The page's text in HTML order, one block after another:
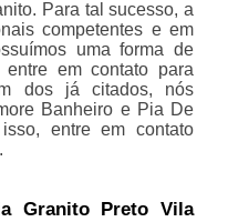
Para tal sucesso, a
competentes e em
uma forma de
em contato para
dos já citados, nós
Banheiro e Pia De
entre em contato
Granito Preto Vila